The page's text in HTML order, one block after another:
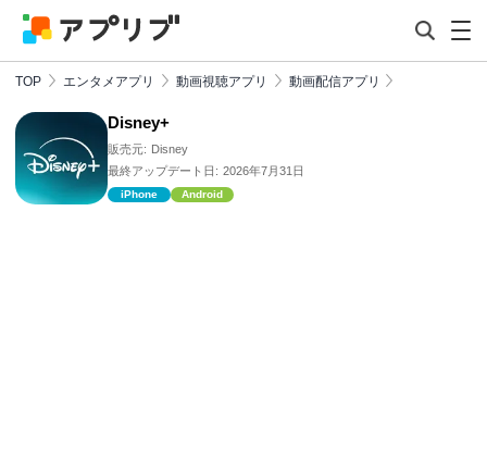
TOP エンタメアプリ 動画視聴アプリ 動画配信アプリ
Disney+
販売元: Disney
最終アップデート日: 2026年7月31日
iPhone Android